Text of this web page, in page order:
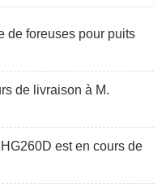
de foreuses pour puits
de livraison à M.
est en cours de